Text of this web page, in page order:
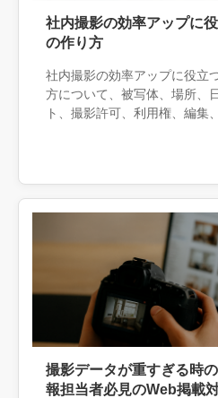
社内撮影の効率アップに
の作り方
社内撮影の効率アップに役立
方について、被写体、場所、
ト、撮影許可、利用権、編集
と外部へ相談する条件、相談
撮影データが重すぎる時
報担当者必見のWeb掲載